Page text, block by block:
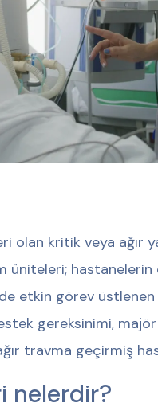
olan kritik veya ağır
üniteleri;
etkin görev üstlenen
gereksinimi,
travma geçirmiş
nelerdir?